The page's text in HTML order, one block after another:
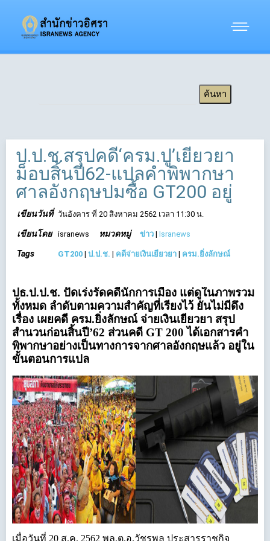
ป.ป.ช.สรุปคดี‘ครม.ปู’เยียวยา
ม็อบสิ้นปี62-แปลคำพิพากษา
ศาลอังกฤษปมซื้อ GT200 อยู่
เขียนวันที่ วันอังคาร ที่ 20 สิงหาคม 2562 เวลา 11:30 น.
เขียนโดย isranews หมวดหมู่ ข่าว |Isranews
Tags GT200 | ป.ป.ช. | คดีจ่ายเงินเยียวยา | ครม.ยิ่งลักษณ์
ปธ.ป.ป.ช. ปัดเร่งรัดคดีนักการเมือง แต่ดูในภาพรวม
ทั้งหมด ลำดับตามความสำคัญที่เรียงไว้ ยันไม่มีดึง
เรื่อง เผยคดี ครม.ยิ่งลักษณ์ จ่ายเงินเยียวยา สรุป
สำนวนก่อนสิ้นปี’62 ส่วนคดี GT 200 ได้เอกสารคำ
พิพากษาอย่างเป็นทางการจากศาลอังกฤษแล้ว อยู่ใน
ขั้นตอนการแปล
เมื่อวันที่ 20 ส.ค. 2562 พล.ต.อ.วัชรพล ประสารราชกิจ